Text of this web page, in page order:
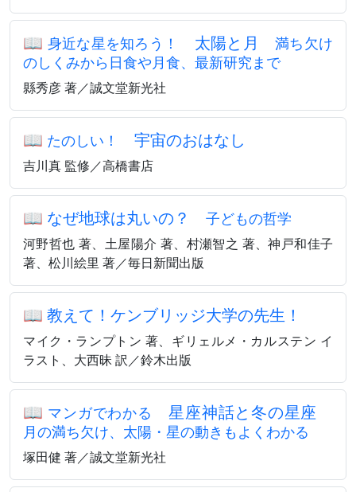
📖 身近な星を知ろう！ 太陽と月満ち欠け
のしくみから日食や月食、最新研究まで
縣秀彦 著／誠文堂新光社
📖 たのしい！ 宇宙のおはなし
吉川真 監修／高橋書店
📖 なぜ地球は丸いの？ 子どもの哲学
河野哲也 著、土屋陽介 著、村瀬智之 著、神戸和佳子
著、松川絵里 著／毎日新聞出版
📖 教えて！ケンブリッジ大学の先生！
マイク・ランプトン 著、ギリェルメ・カルステン イ
ラスト、大西昧 訳／鈴木出版
📖 マンガでわかる 星座神話と冬の星座
月の満ち欠け、太陽・星の動きもよくわかる
塚田健 著／誠文堂新光社